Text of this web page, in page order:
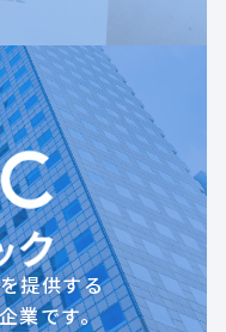
提供する
業です。